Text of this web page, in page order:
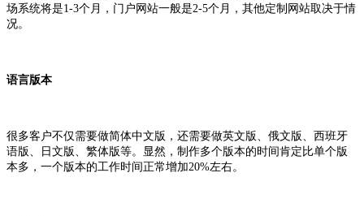
场系统将是1-3个月，门户网站一般是2-5个月，其他定制网站取决于情
况。
语言版本
很多客户不仅需要做简体中文版，还需要做英文版、俄文版、西班牙
语版、日文版、繁体版等。显然，制作多个版本的时间肯定比单个版
本多，一个版本的工作时间正常增加20%左右。